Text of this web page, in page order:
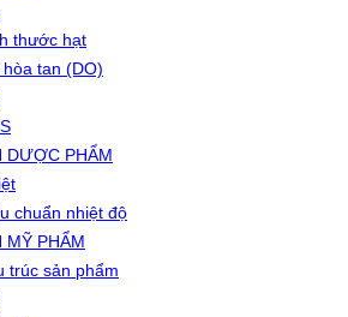
thước hạt
tan (DO)
DƯỢC PHẨM
chuẩn nhiệt độ
MỸ PHẨM
trúc sản phẩm